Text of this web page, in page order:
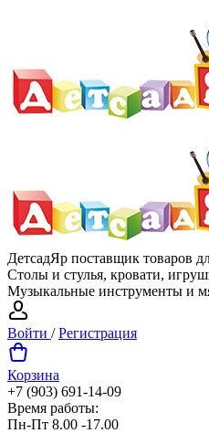
ДетсадЯр поставщик товаров
Столы и стулья, кровати,
Музыкальные инструменты и
Войти /Регистрация
Корзина
+7 (903) 691-14-09
Время работы:
Пн-Пт 8.00 -17.00